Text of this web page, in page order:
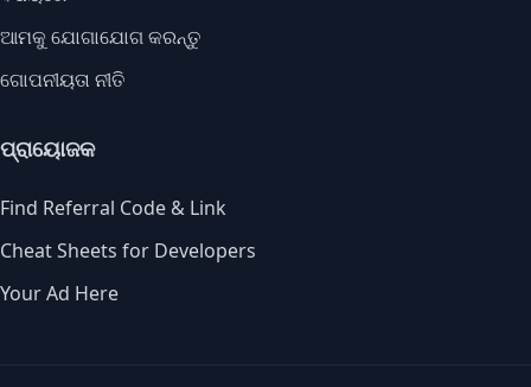
ଆମକୁ ଯୋଗାଯୋଗ କରନ୍ତୁ
ଗୋପନୀୟତା ନୀତି
ପ୍ରାୟୋଜକ
Find Referral Code & Link
Cheat Sheets for Developers
Your Ad Here